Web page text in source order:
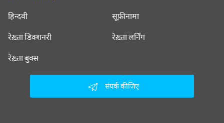
हिन्दवी सूफ़ीनामा
रेख़्ता डिक्शनरी रेख़्ता लर्निंग
रेख़्ता बुक्स
संपर्क कीजिए